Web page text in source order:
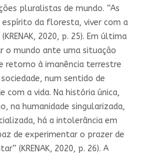
pluralistas de mundo. “As
espírito da floresta, viver com a
2020, p. 25). Em última
o mundo ante uma situação
retorno à imanência terrestre
num sentido de
com a vida. Na história única,
na humanidade singularizada,
há a intolerância em
de experimentar o prazer de
(KRENAK, 2020, p. 26). A